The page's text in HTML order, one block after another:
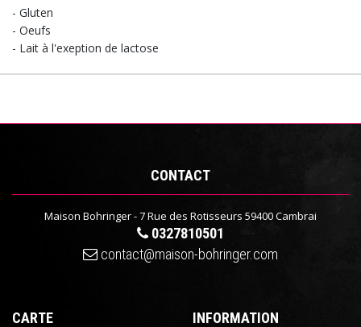
- Gluten
- Oeufs
- Lait à l'exeption de lactose
CONTACT
Maison Bohringer - 7 Rue des Rotisseurs 59400 Cambrai
0327810501
contact@maison-bohringer.com
CARTE INFORMATION